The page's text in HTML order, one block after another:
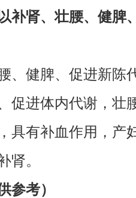
补肾、壮腰、健脾
、健脾、促进新陈
促进体内代谢，壮
具有补血作用，产
肾。
参考）